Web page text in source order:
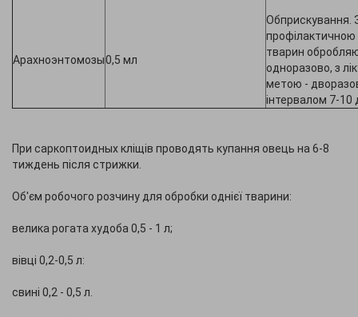
Арахноэнтомозы0,5 мл
Обприскування.
тварин
одноразово, з
метою -
інтервалом 7-10
При саркоптоидных кліщів проводять купання овець на 6-8
тиждень після стрижки.
Об'єм робочого розчину для обробки однієї тварини:
велика рогата худоба 0,5 - 1 л;
вівці 0,2-0,5 л:
свині 0,2 - 0,5 л.